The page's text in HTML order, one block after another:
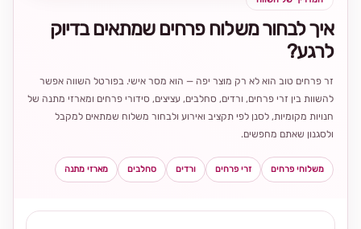
איך לבחור משלוח פרחים שמתאים בדיוק
לרגע?
זר פרחים טוב הוא לא רק מוצר יפה — הוא מסר אישי. בפורטל השווה אפשר
להשוות בין זרי פרחים, ורדים, סחלבים, עציצים, סידורי פרחים ומארזי מתנה של
חנויות מקומיות, לסנן לפי תקציב ואירוע ולבחור משלוח שמתאים למקבל
ולסגנון שאתם מחפשים.
משלוחי פרחים זרי פרחים ורדים סחלבים מארזי מתנה